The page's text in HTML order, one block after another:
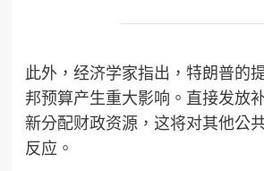
此外，经济学家指出，特朗普的
邦预算产生重大影响。直接发放
新分配财政资源，这将对其他公
反应。